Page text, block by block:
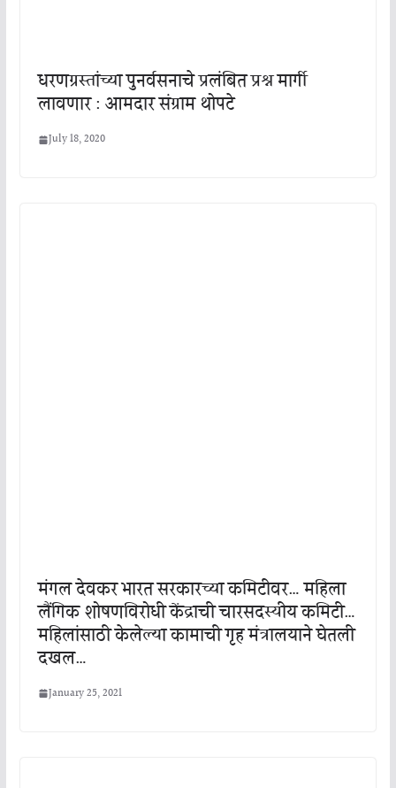
धरणग्रस्तांच्या पुनर्वसनाचे प्रलंबित प्रश्न मार्गी
लावणार : आमदार संग्राम थोपटे
July 18, 2020
मंगल देवकर भारत सरकारच्या कमिटीवर… महिला
लैंगिक शोषणविरोधी केंद्राची चारसदस्यीय कमिटी…
महिलांसाठी केलेल्या कामाची गृह मंत्रालयाने घेतली
दखल…
January 25, 2021